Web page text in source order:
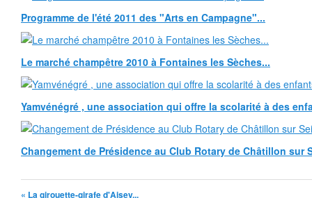
Programme de l'été 2011 des "Arts en Campagne"...
Le marché champêtre 2010 à Fontaines les Sèches...
Yamvénégré , une association qui offre la scolarité à des
Changement de Présidence au Club Rotary de Châtillon sur
« La girouette-girafe d'Aisey...